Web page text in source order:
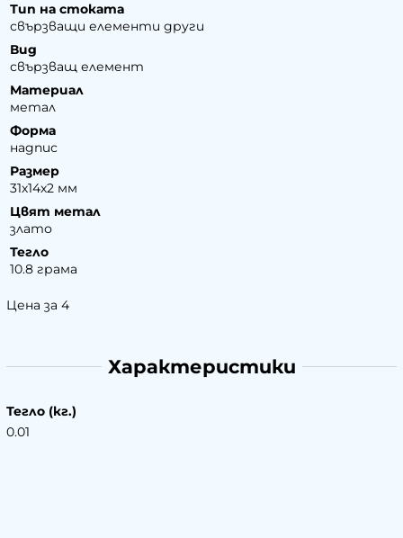
Тип на стоката
свързващи елементи други
Вид
свързващ елемент
Материал
метал
Форма
надпис
Размер
31х14х2 мм
Цвят метал
злато
Тегло
10.8 грама
Цена за 4
Характеристики
Тегло (кг.)
0.01